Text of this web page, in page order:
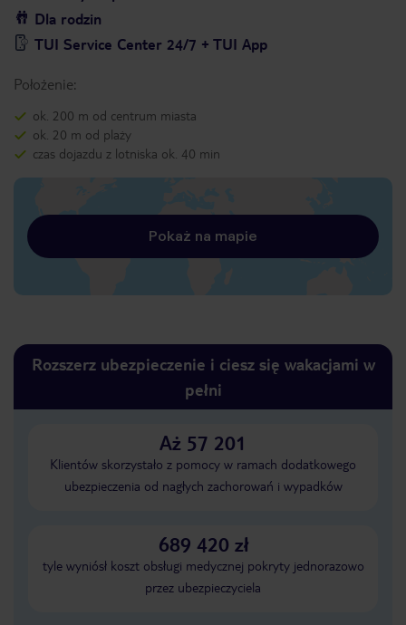
Dla rodzin
TUI Service Center 24/7 + TUI App
Położenie:
ok. 200 m od centrum miasta
ok. 20 m od plaży
czas dojazdu z lotniska ok. 40 min
Pokaż na mapie
Rozszerz ubezpieczenie i ciesz się wakacjami w
pełni
Aż 57 201
Klientów skorzystało z pomocy w ramach dodatkowego
ubezpieczenia od nagłych zachorowań i wypadków
689 420 zł
tyle wyniósł koszt obsługi medycznej pokryty jednorazowo
przez ubezpieczyciela